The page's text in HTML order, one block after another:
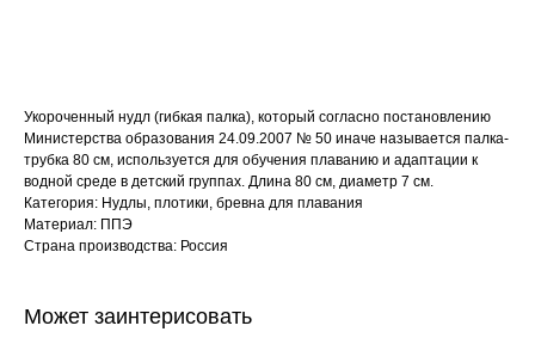
Укороченный нудл (гибкая палка), который согласно постановлению
Министерства образования 24.09.2007 № 50 иначе называется палка-
трубка 80 см, используется для обучения плаванию и адаптации к
водной среде в детский группах. Длина 80 см, диаметр 7 см.
Категория: Нудлы, плотики, бревна для плавания
Материал: ППЭ
Страна производства: Россия
Может заинтерисовать